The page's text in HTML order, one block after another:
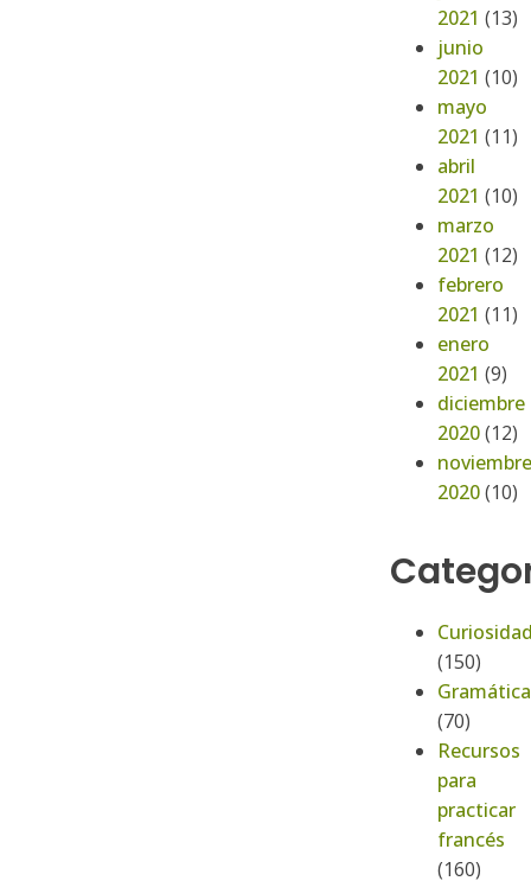
2021 (13)
junio
2021 (10)
mayo
2021 (11)
abril
2021 (10)
marzo
2021 (12)
febrero
2021 (11)
enero
2021 (9)
diciembre
2020(12)
noviembre
2020(10)
(150)
Gramática
(70)
Recursos
para
practicar
francés
(160)